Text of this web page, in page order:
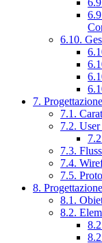
6.10.
7.
7.1.
7.2.
7.3.
7.4.
7.5.
8.
8.1.
8.2.